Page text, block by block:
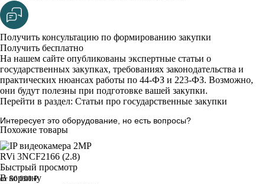
Получить консультацию по формированию закупки
Получить бесплатно
На нашем сайте опубликованы экспертные статьи о
государственных закупках, требованиях законодательства и
практических нюансах работы по 44-ФЗ и 223-ФЗ. Возможно,
они будут полезны при подготовке вашей закупки.
Перейти в раздел: Статьи про государственные закупки
Интересует это оборудование, но есть вопросы?
Похожие товары
Быстрый просмотр
В корзину
от 56 000 ₽